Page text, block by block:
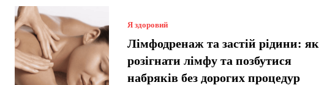
Я здоровий
Лімфодренаж та застій рідини: як
розігнати лімфу та позбутися
набряків без дорогих процедур